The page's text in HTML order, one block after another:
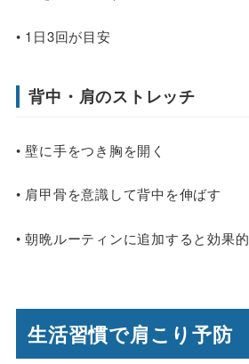
• 1日3回が目安
背中・肩のストレッチ
• 壁に手をつき胸を開く
• 肩甲骨を意識して背中を伸ばす
• 朝晩ルーティンに追加すると効果的
生活習慣で肩こり予防